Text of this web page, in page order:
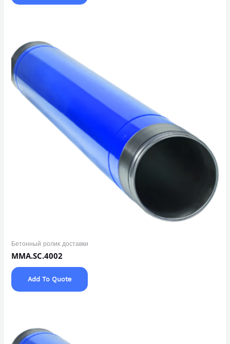
Бетонный ролик доставки
MMA.SC.4002
Add To Quote